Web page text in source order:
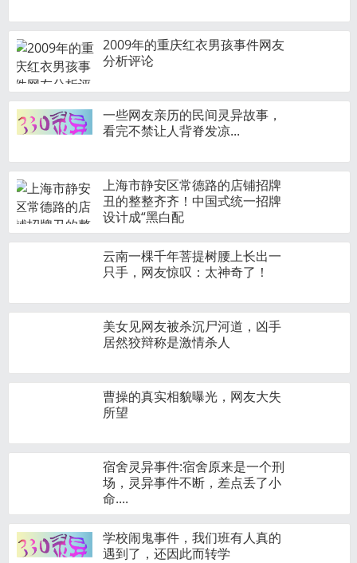
2009年的重庆红衣男孩事件网友
分析评论
一些网友亲历的民间灵异故事，
看完不禁让人背脊发凉...
上海市静安区常德路的店铺招牌
丑的整整齐齐！中国式统一招牌
设计成“黑白配
云南一棵千年菩提树腰上长出一
只手，网友惊叹：太神奇了！
美女见网友被杀沉尸河道，凶手
居然狡辩称是激情杀人
曹操的真实相貌曝光，网友大失
所望
宿舍灵异事件:宿舍原来是一个刑
场，灵异事件不断，差点丢了小
命....
学校闹鬼事件，我们班有人真的
遇到了，还因此而转学